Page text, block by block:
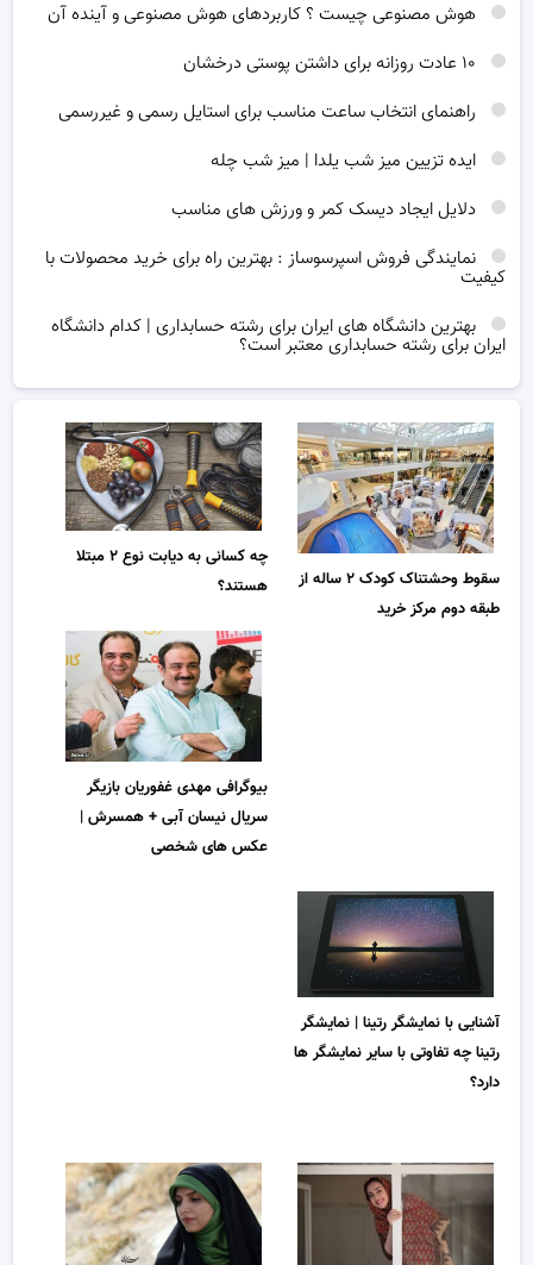
هوش مصنوعی چیست ؟ کاربردهای هوش مصنوعی و آینده آن
راهنمای انتخاب ساعت مناسب برای استایل رسمی و غیررسمی
ایده تزیین میز شب یلدا | میز شب چله
دلایل ایجاد دیسک کمر و ورزش های مناسب
نمایندگی فروش اسپرسوساز : بهترین راه برای خرید محصولات با
کیفیت
بهترین دانشگاه های ایران برای رشته حسابداری | کدام دانشگاه
ایران برای رشته حسابداری معتبر است؟
سقوط وحشتناک کودک ۲ ساله از
طبقه دوم مرکز خرید
چه کسانی به دیابت نوع ۲ مبتلا
هستند؟
بیوگرافی مهدی غفوریان بازیگر
سریال نیسان آبی + همسرش |
عکس های شخصی
آشنایی با نمایشگر رتینا | نمایشگر
رتینا چه تفاوتی با سایر نمایشگر ها
دارد؟